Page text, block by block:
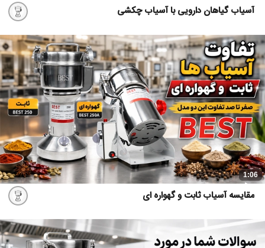
آسیاب گیاهان دارویی با آسیاب چکشی
1:06
مقایسه آسیاب ثابت و گهواره ای